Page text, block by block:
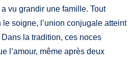
vu grandir une famille. Tout
soigne, l’union conjugale atteint
la tradition, ces noces
l’amour, même après deux